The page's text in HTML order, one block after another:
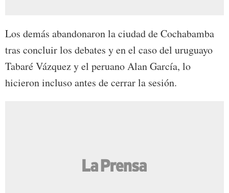
Los demás abandonaron la ciudad de Cochabamba
tras concluir los debates y en el caso del uruguayo
Tabaré Vázquez y el peruano Alan García, lo
hicieron incluso antes de cerrar la sesión.